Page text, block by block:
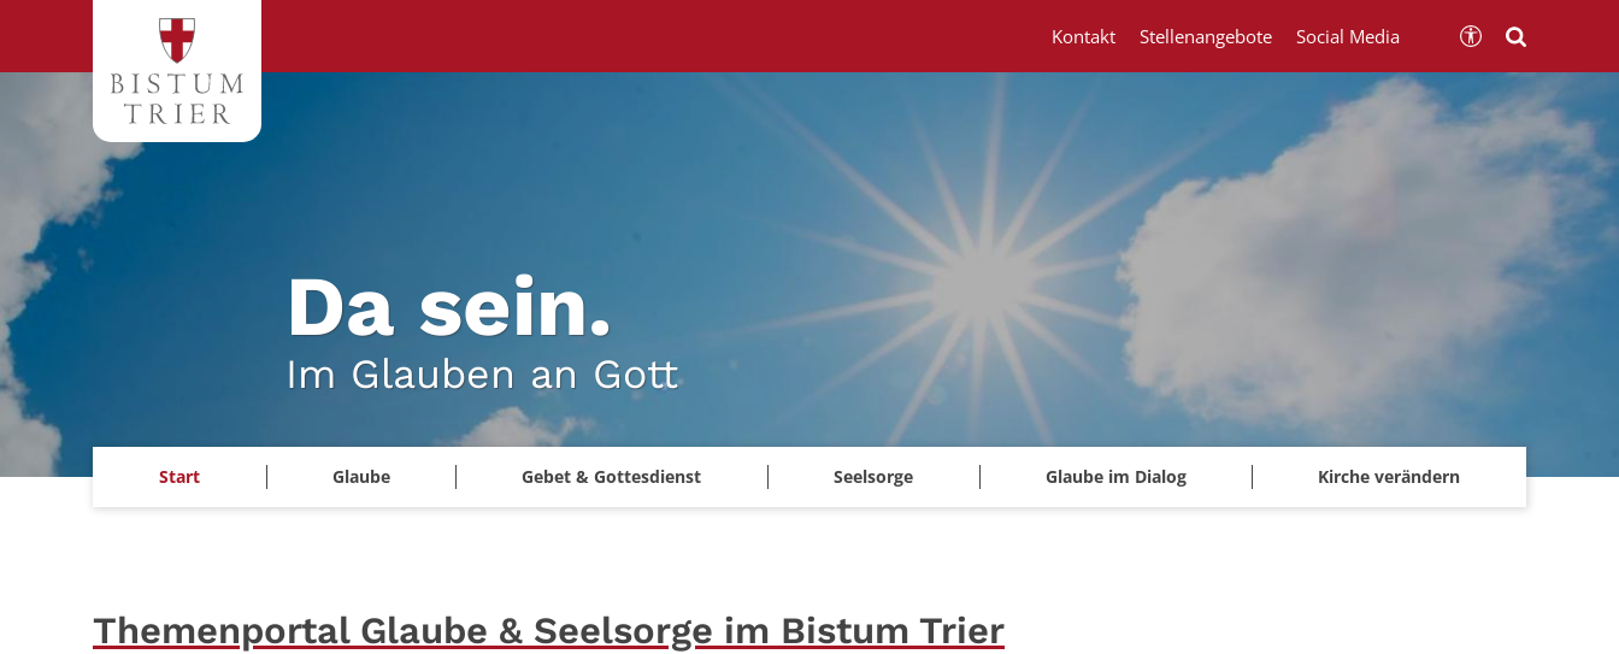
Zum Inhalt springen
Da sein.
Im Glauben an Gott
Start Glaube Gebet & Gottesdienst Seelsorge Glaube im Dialog Kirche verändern
Kontakt Stellenangebote Social Media
Themenportal Glaube & Seelsorge im Bistum Trier